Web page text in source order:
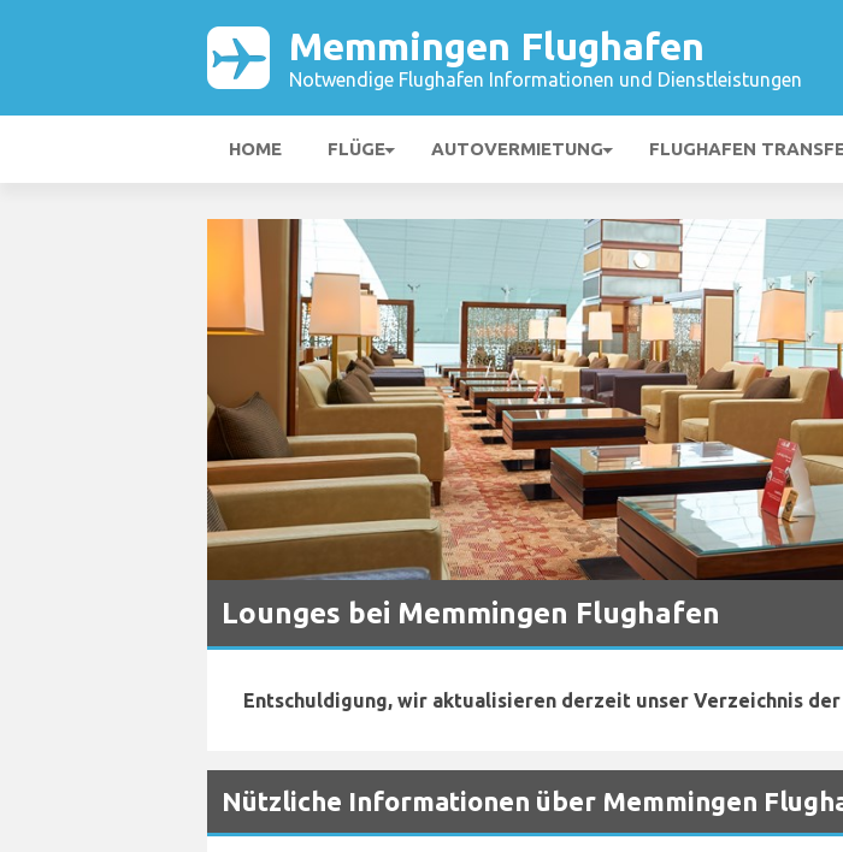
Memmingen Flughafen
Notwendige Flughafen Informationen und Dienstleistungen
HOME FLÜGE AUTOVERMIETUNG FLUGHAFEN
Lounges bei Memmingen Flughafen
Entschuldigung, wir aktualisieren derzeit unser Verzeichnis
Nützliche Informationen über Memmingen